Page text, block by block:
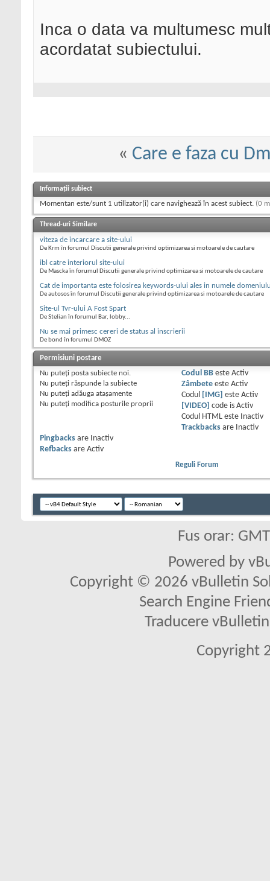
Inca o data va multumesc
acordatat subiectului.
« Care e faza cu
Informații subiect
Momentan este/sunt 1 utilizator(i) care navighează în acest subiect. (0
Thread-uri Similare
viteza de incarcare a site-ului
De Krm în forumul Discutii generale privind optimizarea si motoarele de cautare
ibl catre interiorul site-ului
De Mascka în forumul Discutii generale privind optimizarea si motoarele de cautare
Cat de importanta este folosirea keywords-ului ales in numele
De autosos în forumul Discutii generale privind optimizarea si motoarele de cautare
Site-ul Tvr-ului A Fost Spart
De Stelian în forumul Bar, lobby...
Nu se mai primesc cereri de status al inscrierii
De bond în forumul DMOZ
Permisiuni postare
Nu puteţi posta subiecte noi.
Nu puteţi răspunde la subiecte
Nu puteţi adăuga ataşamente
Nu puteţi modifica posturile proprii
Codul BBeste Activ
Zâmbeteeste Activ
Codul
[IMG] este Activ
[VIDEO] code is Activ
Codul HTML este
Inactiv
Trackbacksare
Inactiv
Pingbacks are
Inactiv
Refbacks are Activ
Reguli Forum
Fus orar:
Powered by
Copyright © 2026 vBulletin
Search Engine
Traducere
Copyright